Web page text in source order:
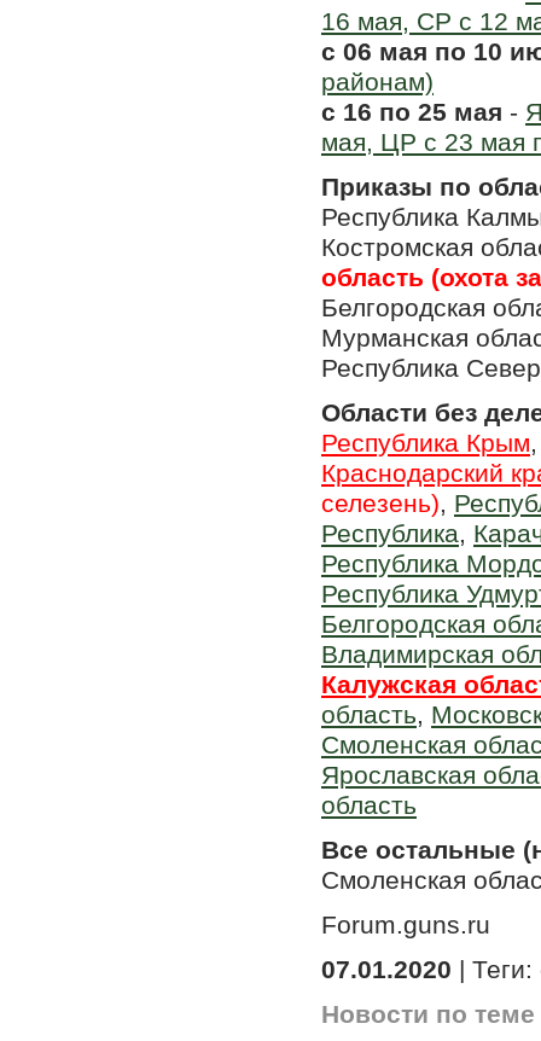
16 мая, СР с 12
с 06 мая по 10
районам)
с 16 по 25 мая -
мая, ЦР с 23 мая
Приказы по
Республика
Костромская
область (охота
Белгородская
Мурманская
Республика
Области без
Республика Крым
Краснодарский
селезень),
Республика,
Республика
Республика
Белгородская
Владимирская
Калужская
область,
Смоленская
Ярославская
область
Все остальные
Смоленская
Forum.guns.ru
07.01.2020 | Теги:
Новости по теме